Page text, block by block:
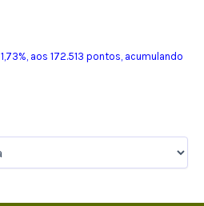
aos 172.513 pontos, acumulando